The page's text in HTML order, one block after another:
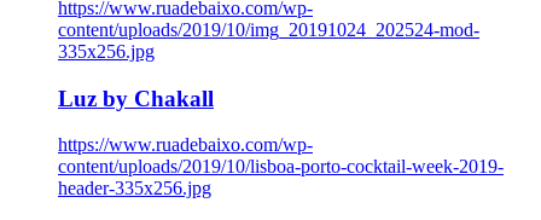
https://www.ruadebaixo.com/wp-
content/uploads/2019/10/img_20191024_202524-mod-
335x256.jpg
Luz by Chakall
https://www.ruadebaixo.com/wp-
content/uploads/2019/10/lisboa-porto-cocktail-week-2019-
header-335x256.jpg